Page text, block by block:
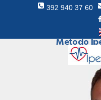
392 940 37 60
Come curare
Metodo